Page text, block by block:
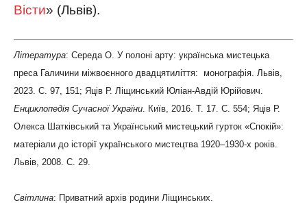
Вісти» (Львів).
Література: Середа О. У полоні арту: українська мистецька
преса Галичини міжвоєнного двадцятиліття: монографія. Львів,
2023. С. 97, 151; Яців Р. Ліщинський Юліан-Авдій Юрійович.
Енциклопедія Сучасної України . Київ, 2016. Т. 17. С. 554; Яців Р.
Олекса Шатківський та Український мистецький гурток «Спокій»:
матеріали до історії українського мистецтва 1920–1930-х років.
Львів, 2008. С. 29.
Світлина: Приватний архів родини Ліщинських.